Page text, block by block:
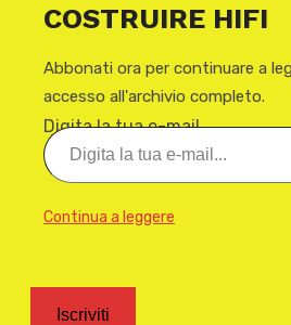
COSTRUIRE HIFI
Abbonati ora per continuare a
accesso all'archivio completo.
Digita la tua e-mail...
Continua a leggere
Iscriviti